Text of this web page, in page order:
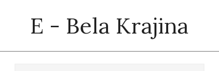
E - Bela Krajina